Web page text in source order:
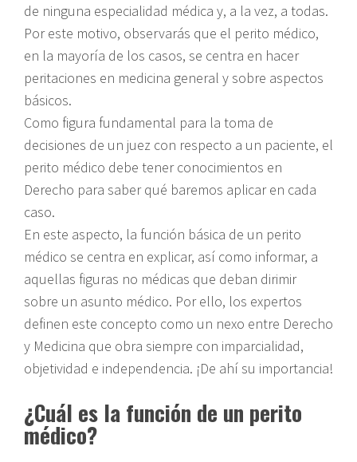
de ninguna especialidad médica y, a la vez, a todas.
Por este motivo, observarás que el perito médico,
en la mayoría de los casos, se centra en hacer
peritaciones en medicina general y sobre aspectos
básicos.
Como figura fundamental para la toma de
decisiones de un juez con respecto a un paciente, el
perito médico debe tener conocimientos en
Derecho para saber qué baremos aplicar en cada
caso.
En este aspecto, la función básica de un perito
médico se centra en explicar, así como informar, a
aquellas figuras no médicas que deban dirimir
sobre un asunto médico. Por ello, los expertos
definen este concepto como un nexo entre Derecho
y Medicina que obra siempre con imparcialidad,
objetividad e independencia. ¡De ahí su importancia!
¿Cuál es la función de un perito
médico?